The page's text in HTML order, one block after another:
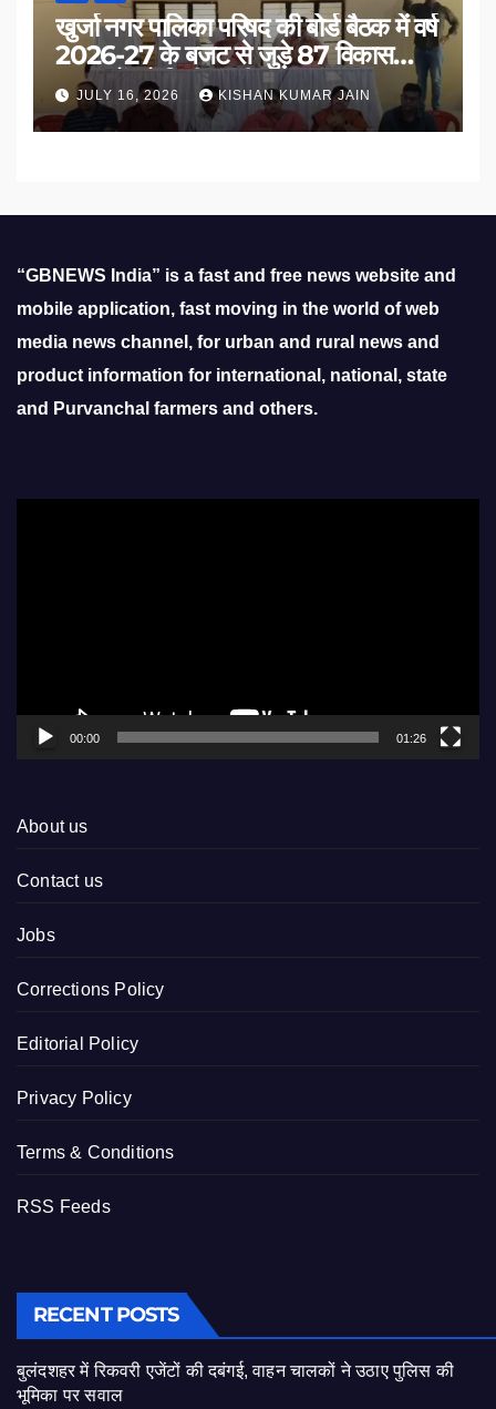
खुर्जा नगर पालिका परिषद की बोर्ड बैठक में वर्ष
2026-27 के बजट से जुड़े 87 विकास
प्रस्तावों को मिली मंजूरी
JULY 16, 2026 KISHAN KUMAR JAIN
“GBNEWS India” is a fast and free news website and
mobile application, fast moving in the world of web
media news channel, for urban and rural news and
product information for international, national, state
and Purvanchal farmers and others.
00:00 01:26
About us
Contact us
Jobs
Corrections Policy
Editorial Policy
Privacy Policy
Terms & Conditions
RSS Feeds
RECENT POSTS
बुलंदशहर में रिकवरी एजेंटों की दबंगई, वाहन चालकों ने उठाए पुलिस की
भूमिका पर सवाल